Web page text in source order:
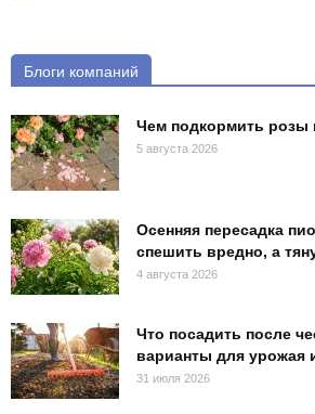
Блоги компаний
Чем подкормить розы
5 августа 2026
Осенняя пересадка
спешить вредно, а
4 августа 2026
Что посадить после
варианты для урожая
31 июля 2026